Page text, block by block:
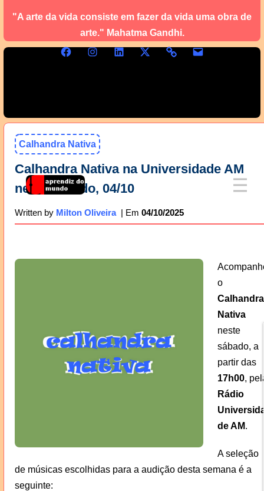
"A arte da vida consiste em fazer da vida uma obra de
arte." Mahatma Gandhi.
Calhandra Nativa
Calhandra Nativa na Universidade AM
neste sábado, 04/10
Written by Milton Oliveira 04/10/2025
o
Calhandra
Nativa
neste
sábado, a
partir das
17h00,
Rádio
de AM.
A seleção
de músicas escolhidas para a audição desta semana é a
seguinte: